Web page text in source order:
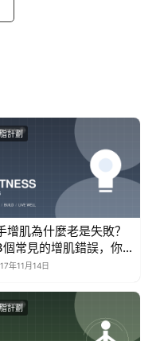
計劃
增肌為什麼老是失敗？
常見的增肌錯誤，你意
了嗎？
年11月14日
計劃